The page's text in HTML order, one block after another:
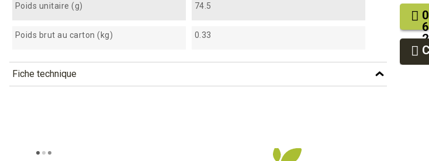
Poids unitaire (g) 74.5
Poids brut au carton (kg) 0.33
Fiche technique